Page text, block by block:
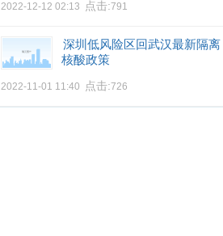
2022-12-12 02:13 点击:791
深圳低风险区回武汉最新隔离
核酸政策
2022-11-01 11:40 点击:726